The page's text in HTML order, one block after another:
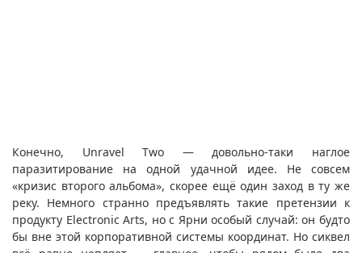
Конечно, Unravel Two — довольно-таки наглое
паразитирование на одной удачной идее. Не совсем
«кризис второго альбома», скорее ещё один заход в ту же
реку. Немного странно предъявлять такие претензии к
продукту Electronic Arts, но с Ярни особый случай: он будто
бы вне этой корпоративной системы координат. Но сиквел